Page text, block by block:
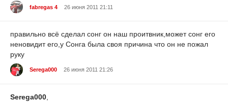
fabregas 4 26 июня 2011 21:11
правильно всё сделал сонг он наш проитвник,может сонг его
неновидит его,у Сонга была своя причина что он не пожал
руку
Serega000 26 июня 2011 21:26
Serega000